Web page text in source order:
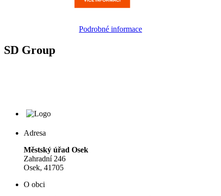
Podrobné informace
SD Group
Adresa
Městský úřad Osek
Zahradní 246
Osek, 41705
O obci